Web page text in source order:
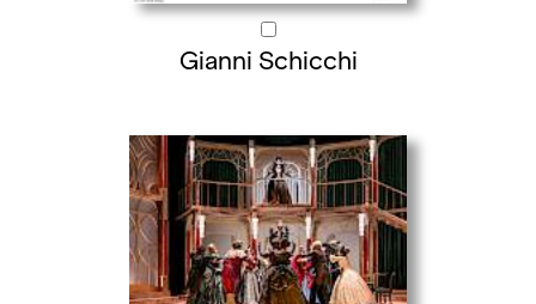
Gianni Schicchi